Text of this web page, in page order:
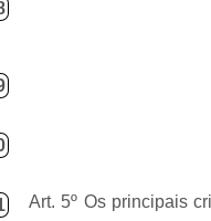
Art. 5º Os principais